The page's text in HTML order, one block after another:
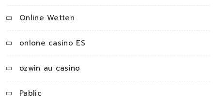
Online Wetten
onlone casino ES
ozwin au casino
Pablic